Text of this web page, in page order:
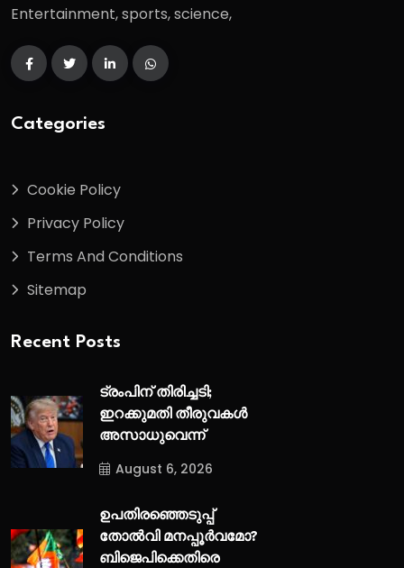
Entertainment, sports, science,
Categories
Cookie Policy
Privacy Policy
Terms And Conditions
Sitemap
Recent Posts
ട്രംപിന് തിരിച്ചടി;
ഇറക്കുമതി തീരുവകൾ
അസാധുവെന്ന്
August 6, 2026
ഉപതിരഞ്ഞെടുപ്പ്
തോൽവി മനപ്പൂർവമോ?
ബിജെപിക്കെതിരെ